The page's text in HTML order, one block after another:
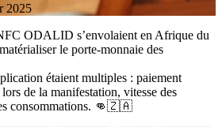
2025
ODALID s’envolaient en Afrique du
le porte-monnaie des
étaient multiples : paiement
de la manifestation, vitesse des
consommations. 👊🇿🇦